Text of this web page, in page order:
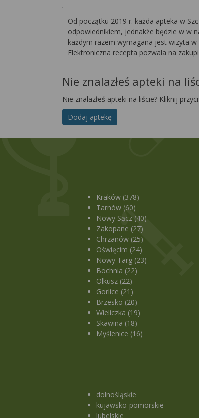
Od początku 2019 r. każda apteka w
odpowiednikiem, jednakże będzie w w
każdym razem wymagana jest wizyta
Elektroniczna recepta pozwala na
Nie znalazłeś apteki na
Nie znalazłeś apteki na liście? Kliknij
Dodaj aptekę
Kraków (378)
Tarnów (60)
Nowy Sącz (40)
Zakopane (27)
Chrzanów (25)
Oświęcim (24)
Nowy Targ (23)
Bochnia (22)
Olkusz (22)
Gorlice (21)
Brzesko (20)
Wieliczka (19)
Skawina (18)
Myślenice (16)
dolnośląskie
kujawsko-pomorskie
lubelskie